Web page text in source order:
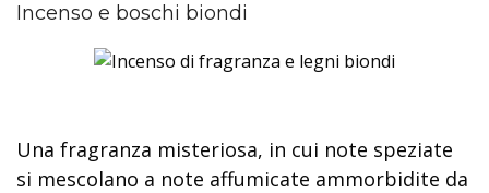
Incenso e boschi biondi
Una fragranza misteriosa, in cui note speziate
si mescolano a note affumicate ammorbidite da